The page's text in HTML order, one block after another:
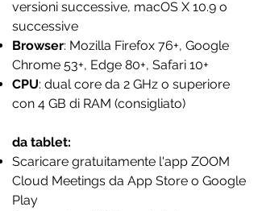
versioni successive, macOS X 10.9 o
successive
Browser: Mozilla Firefox 76+, Google
Chrome 53+, Edge 80+, Safari 10+
CPU: dual core da 2 GHz o superiore
con 4 GB di RAM (consigliato)
da tablet:
Scaricare gratuitamente l'app ZOOM
Cloud Meetings da App Store o Google
Play